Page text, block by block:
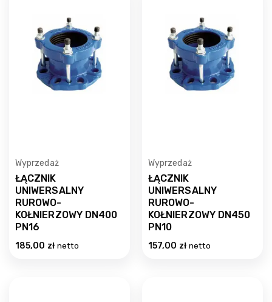
Wyprzedaż
ŁĄCZNIK
UNIWERSALNY
RUROWO-
KOŁNIERZOWY DN400
PN16
185,00 zł netto
Wyprzedaż
ŁĄCZNIK
UNIWERSALNY
RUROWO-
KOŁNIERZOWY DN450
PN10
157,00 zł netto